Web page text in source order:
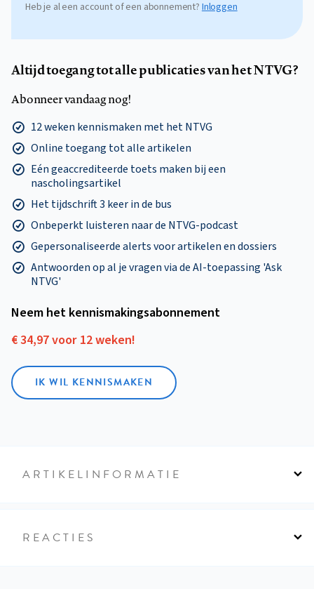
Heb je al een account of een abonnement? Inloggen
Altijd toegang tot alle publicaties van het NTVG?
Abonneer vandaag nog!
12 weken kennismaken met het NTVG
Online toegang tot alle artikelen
Eén geaccrediteerde toets maken bij een
nascholingsartikel
Het tijdschrift 3 keer in de bus
Onbeperkt luisteren naar de NTVG-podcast
Gepersonaliseerde alerts voor artikelen en dossiers
Antwoorden op al je vragen via de AI-toepassing 'Ask
NTVG'
Neem het kennismakings­abonnement
€ 34,97 voor 12 weken!
IK WIL KENNISMAKEN
ARTIKELINFORMATIE
REACTIES